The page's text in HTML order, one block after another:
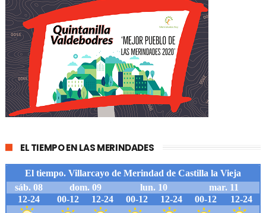
EL TIEMPO EN LAS MERINDADES